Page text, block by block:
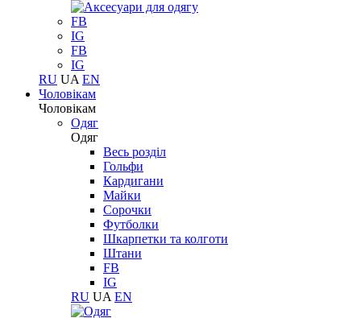
FB
IG
FB
IG
RU UA EN
Чоловікам
Чоловікам
Одяг
Одяг
Весь розділ
Гольфи
Кардигани
Майки
Сорочки
Футболки
Шкарпетки та колготи
Штани
FB
IG
RU UA EN